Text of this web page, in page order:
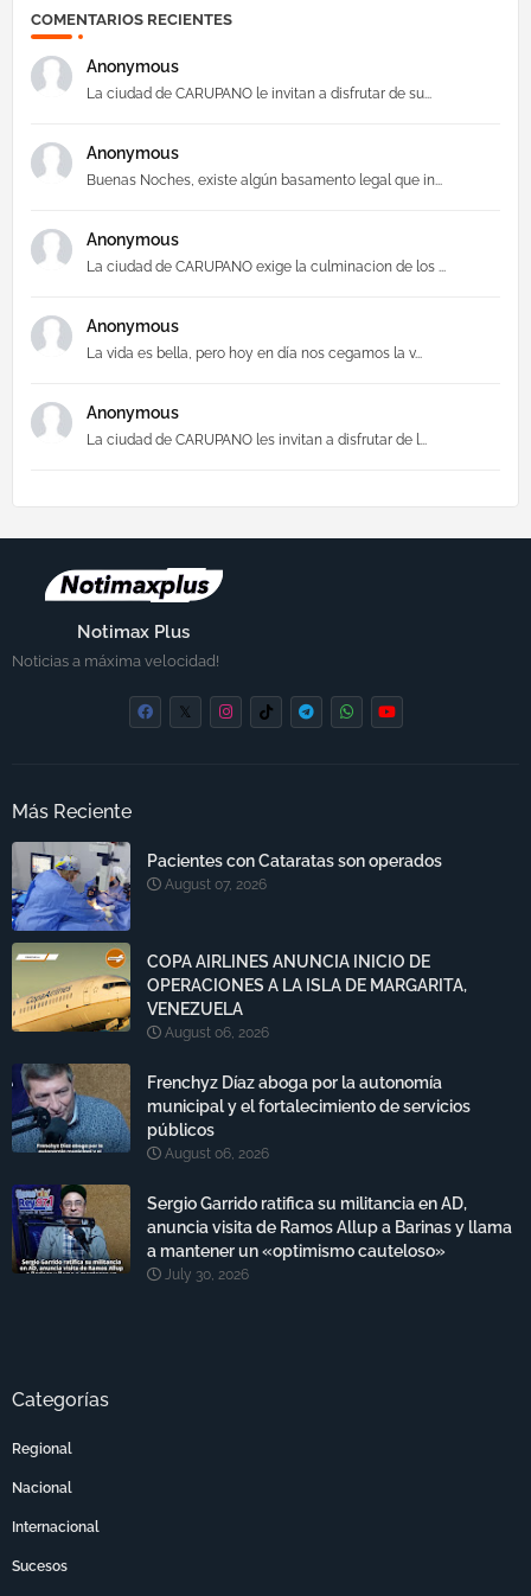
COMENTARIOS RECIENTES
Anonymous
La ciudad de CARUPANO le invitan a disfrutar de su...
Anonymous
Buenas Noches, existe algún basamento legal que in...
Anonymous
La ciudad de CARUPANO exige la culminacion de los ...
Anonymous
La vida es bella, pero hoy en día nos cegamos la v...
Anonymous
La ciudad de CARUPANO les invitan a disfrutar de l...
Notimax Plus
Noticias a máxima velocidad!
Más Reciente
Pacientes con Cataratas son operados
August 07, 2026
COPA AIRLINES ANUNCIA INICIO DE
OPERACIONES A LA ISLA DE MARGARITA,
VENEZUELA
August 06, 2026
Frenchyz Díaz aboga por la autonomía
municipal y el fortalecimiento de servicios
públicos
August 06, 2026
Sergio Garrido ratifica su militancia en AD,
anuncia visita de Ramos Allup a Barinas y llama
a mantener un «optimismo cauteloso»
July 30, 2026
Categorías
Regional
Nacional
Internacional
Sucesos